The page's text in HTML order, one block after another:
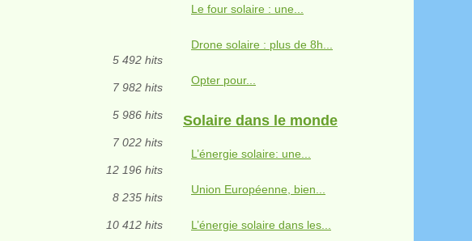
5 492 hits
7 982 hits
5 986 hits
7 022 hits
12 196 hits
8 235 hits
10 412 hits
Le four solaire : une...
Drone solaire : plus de 8h...
Opter pour...
Solaire dans le monde
L’énergie solaire: une...
Union Européenne, bien...
L’énergie solaire dans les...